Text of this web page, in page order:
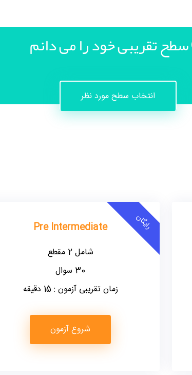
سطح تقریبی خود را می دانم
انتخاب سطح مورد نظر
رایگان Pre Intermediate
شامل 2 مقطع
30 سوال
زمان تقریبی آزمون : 15 دقیقه
شروع آزمون